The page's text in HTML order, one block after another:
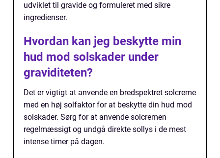
udviklet til gravide og formuleret med sikre
ingredienser.
Hvordan kan jeg beskytte min
hud mod solskader under
graviditeten?
Det er vigtigt at anvende en bredspektret solcreme
med en høj solfaktor for at beskytte din hud mod
solskader. Sørg for at anvende solcremen
regelmæssigt og undgå direkte sollys i de mest
intense timer på dagen.